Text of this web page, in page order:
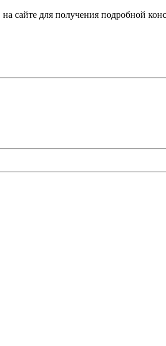
сайте для получения подробной